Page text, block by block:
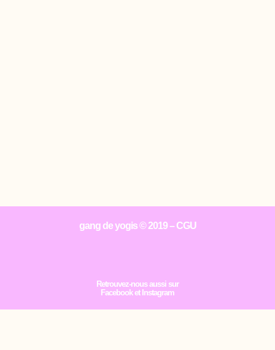
gang de yogis© 2019 –CGU
Retrouvez-nous aussi sur
Facebooket Instagram